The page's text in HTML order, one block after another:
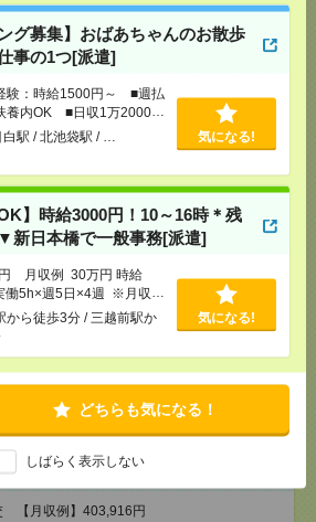
グ募集】おばあちゃんのお散歩
事の1つ[派遣]
験：時給1500円～ ■週払
内OK ■日収1万2000円
駅 / 北池袋駅 / … 気になる!
】時給3000円！10～16時＊残
新日本橋で一般事務[派遣]
月収例 30万円 時給
働5h×週5日×4週 ※月収例
ものではありません。※給
サービス利用可（利用条件
から徒歩3分 / 三越前駅か
気になる!
どちらも気になる！
しばらく表示しない
例 30万円 時給3000円×
例を保証するものではあ
サービス利用可（利用条
として実費支給
歩3分
気になる！
の時短勤務！船外機メーカーで
[派遣]
【月収例】228,000円
速払いサービスあり
歩3分/赤羽駅からバス
みICカードと貸出カードの管理
受付！[派遣]
【月収例】403,916円